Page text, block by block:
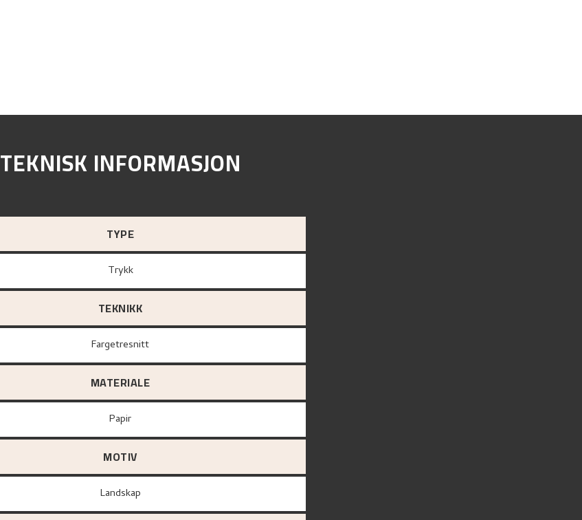
TEKNISK INFORMASJON
TYPE
Trykk
TEKNIKK
Fargetresnitt
MATERIALE
papir
MOTIV
Landskap